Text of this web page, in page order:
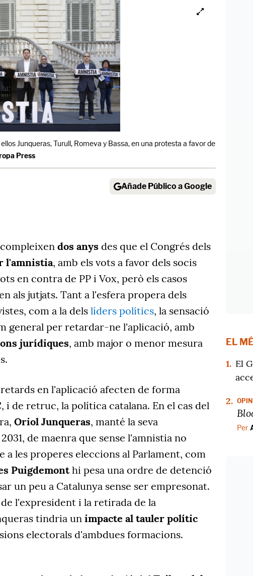
Junqueras, Turull, Romeva y Bassa, en una protesta a favor de
Press
Añade Público a Google
dos anys des que el Congrés dels
l'amnistia, amb els vots a favor dels socis
en contra de PP i Vox, però els casos
als jutjats. Tant a l'esfera propera dels
com a la delslíders polítics, la sensació
general per retardar-ne l'aplicació, amb
jurídiques, amb major o menor mesura
retards en l'aplicació afecten de forma
, i de retruc, la política catalana. En el cas del
Oriol Junqueras, manté la seva
de maenra que sense l'amnistia no
a les properes eleccions al Parlament, com
Puigdemonthi pesa una ordre de detenció
un peu a Catalunya sense ser empresonat.
l'expresident i la retirada de la
tindria un impacte al tauler polític
electorals d'ambdues formacions.
EL
1. El
2.
Per